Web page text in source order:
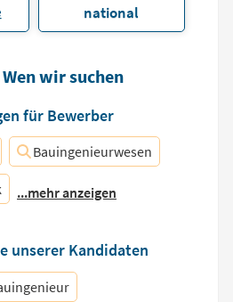
national
wir suchen
für Bewerber
Bauingenieurwesen
...mehr anzeigen
unserer Kandidaten